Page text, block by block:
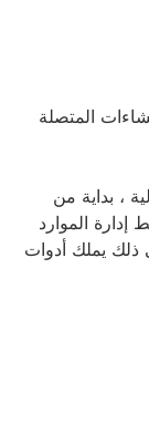
المتصلة
، بداية من
الموارد
يملك أدوات